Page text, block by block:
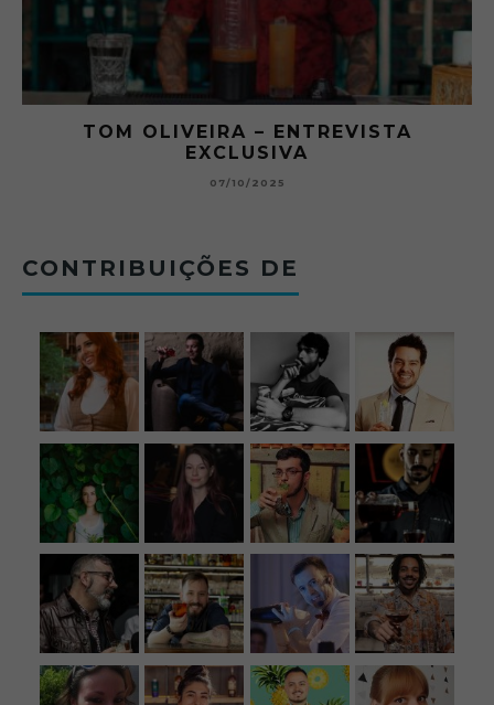
TOM OLIVEIRA – ENTREVISTA
EXCLUSIVA
07/10/2025
CONTRIBUIÇÕES DE